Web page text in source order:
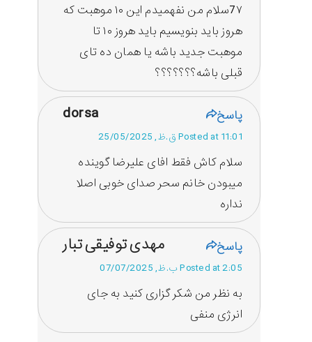
7۷سلام من نفهمیدم این ۱۰ موهبت که
هروز باید بنویسیم باید هروز ۱۰ تا
موهبت جدید باشه یا همان ده تای
قبلی باشه؟؟؟؟؟؟؟
dorsa پاسخ
Posted at 11:01 ق.ظ, 25/05/2025
سلام کاش فقط افای علیرضا گوینده
میبودن خانم سحر صدای خوبی اصلا
نداره
مهدی توفیقی تبار پاسخ
Posted at 2:05 ب.ظ, 07/07/2025
به نظر من شکر گزاری کنید به جای
انرژی منفی